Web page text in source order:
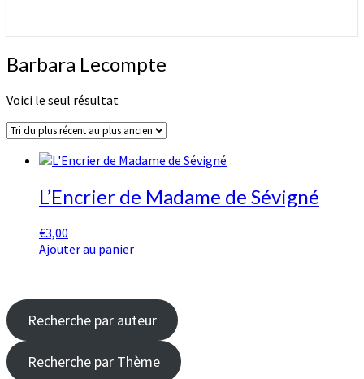
Barbara
Lecompte
Barbara Lecompte
Voici le seul résultat
L’Encrier de Madame de Sévigné
€3,00
Ajouter au panier
Recherche par auteur
Recherche par Thème